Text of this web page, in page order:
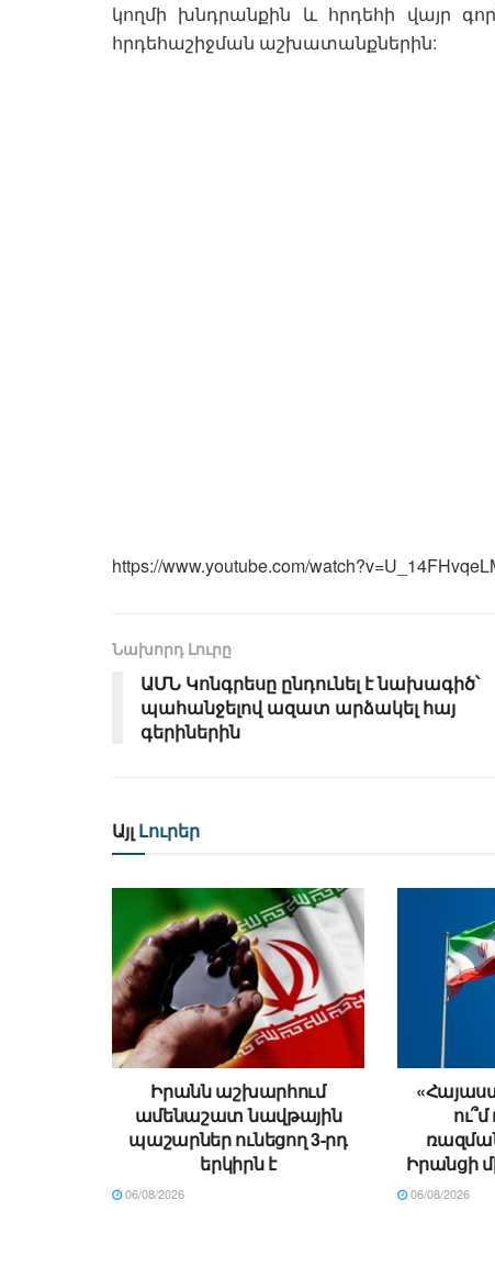
կողմի խնդրանքին և հրդեհի վայր
հրդեհաշիջման աշխատանքներին:
https://www.youtube.com/
Նախորդ Լուրը
ԱՄՆ Կոնգրեսը ընդունել է նախագիծ՝
պահանջելով ազատ արձակել հայ
գերիներին
Այլ Լուրեր
Իրանն աշխարհում
ամենաշատ նավթային
պաշարներ ունեցող 3-րդ
երկիրն է
06/08/2026
Իրանցի
06/08/2026